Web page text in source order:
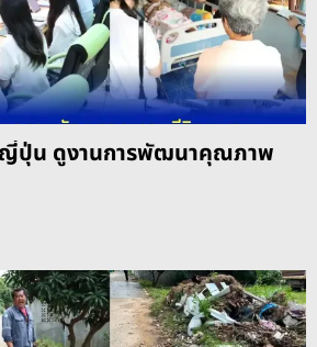
ปุ่น ดูงานการพัฒนาคุณภาพ